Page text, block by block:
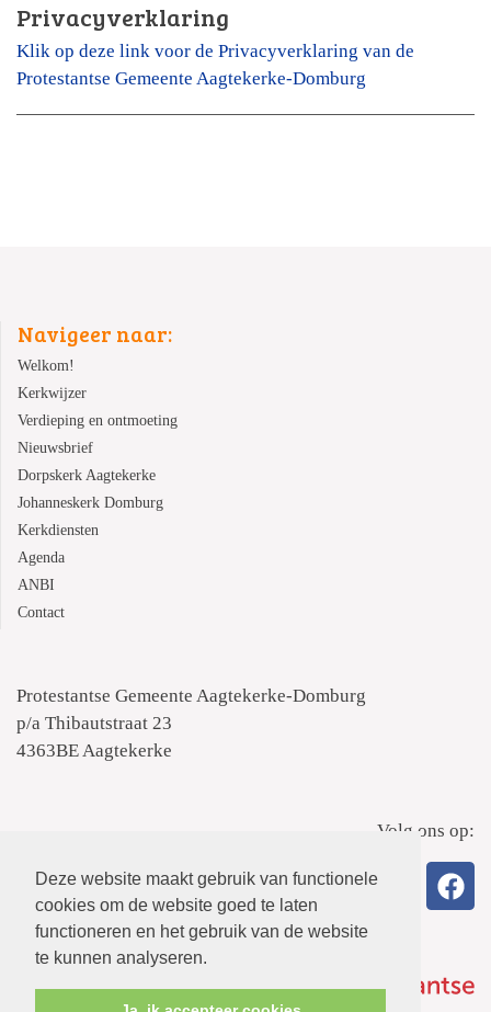
Deze website maakt gebruik van functionele
cookies om de website goed te laten
functioneren en het gebruik van de website
te kunnen analyseren.
Privacyverklaring
Klik op deze link voor de Privacyverklaring van de
Protestantse Gemeente Aagtekerke-Domburg
Navigeer naar:
Welkom!
Kerkwijzer
Verdieping en ontmoeting
Nieuwsbrief
Dorpskerk Aagtekerke
Johanneskerk Domburg
Kerkdiensten
Agenda
ANBI
Contact
Protestantse Gemeente Aagtekerke-Domburg
p/a Thibautstraat 23
4363BE Aagtekerke
Volg ons op: